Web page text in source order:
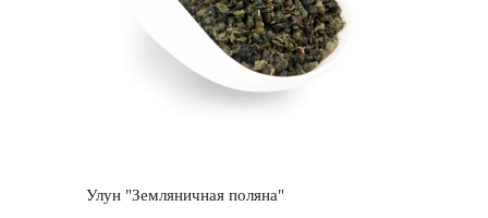
Улун "Земляничная поляна"